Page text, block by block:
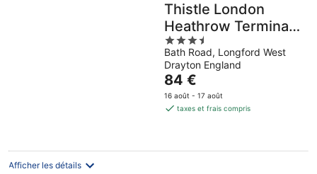
Thistle London
Heathrow Terminal
5
3.5
out
of
5
Bath Road, Longford West
Drayton England
Le
prix
est
par
84 €
16 août - 17 août
taxes et frais compris
Afficher les détails